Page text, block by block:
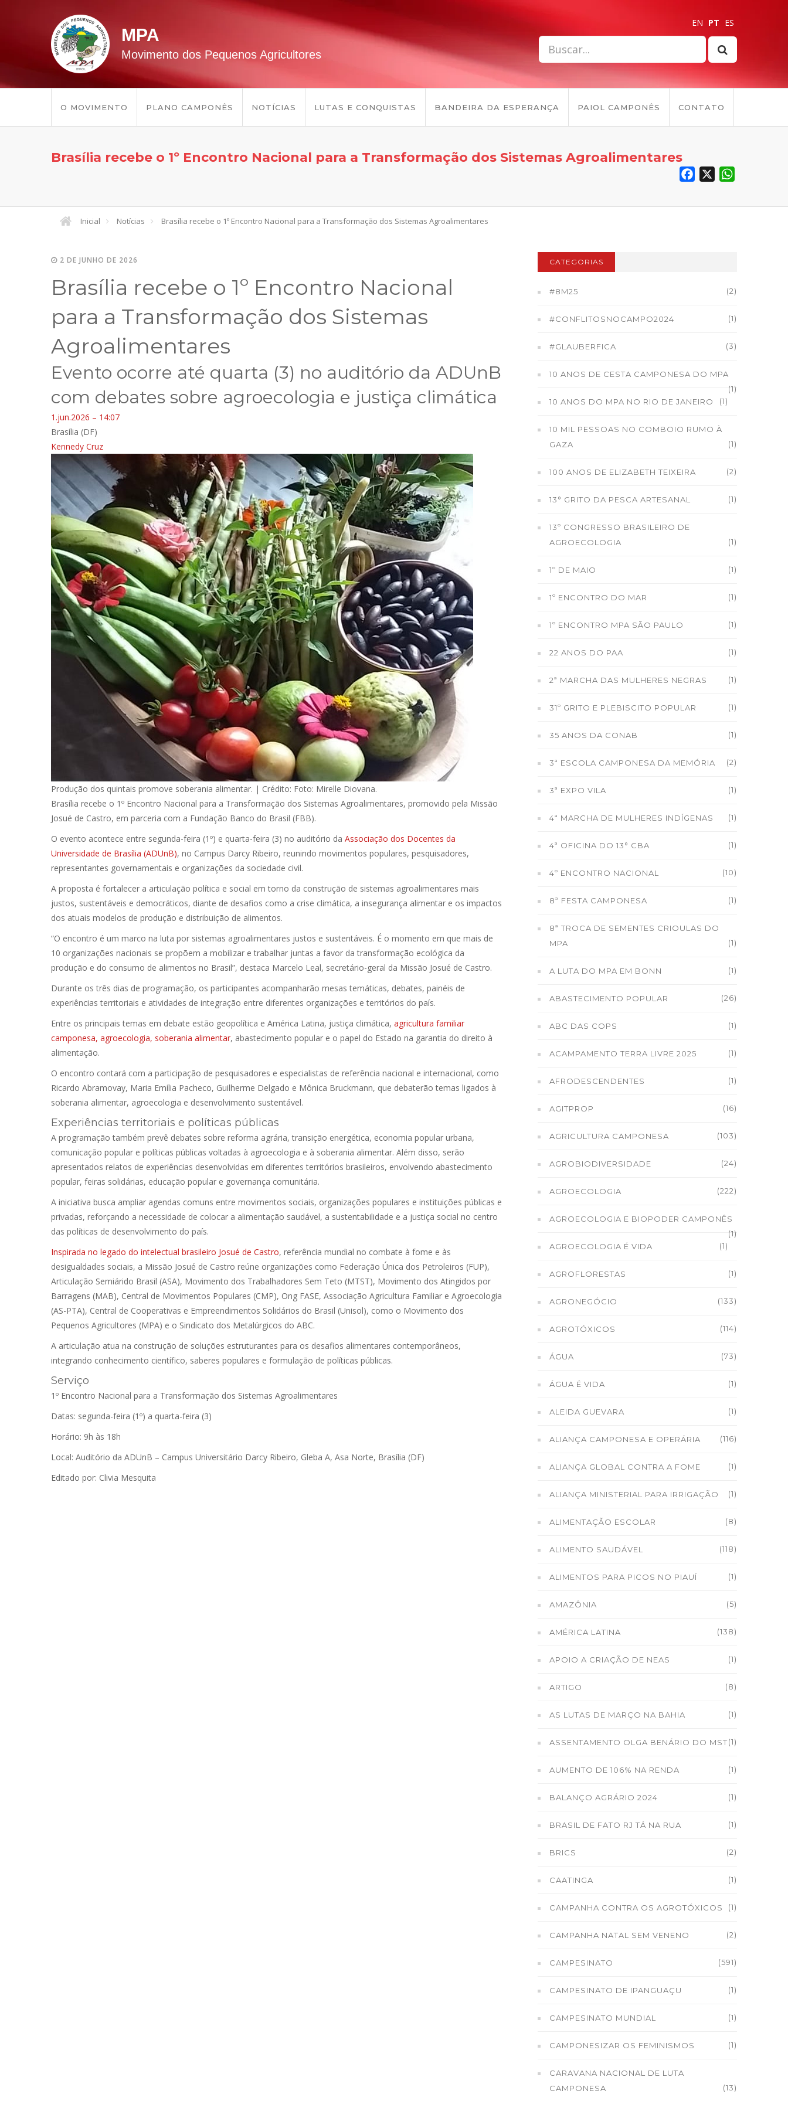
MPA
Movimento dos Pequenos Agricultores
EN PT ES
O MOVIMENTO PLANO CAMPONÊS NOTÍCIAS LUTAS E CONQUISTAS BANDEIRA DA ESPERANÇA PAIOL CAMPONÊS CONTATO
Brasília recebe o 1º Encontro Nacional para a Transformação dos Sistemas Agroalimentares
Facebook
Inicial Notícias Brasília recebe o 1º Encontro Nacional para a Transformação dos Sistemas Agroalimentares
2 DE JUNHO DE 2026
Brasília recebe o 1º Encontro Nacional
para a Transformação dos Sistemas
Agroalimentares
Evento ocorre até quarta (3) no auditório da ADUnB
com debates sobre agroecologia e justiça climática
1.jun.2026 – 14:07
Brasília (DF)
Kennedy Cruz
Produção dos quintais promove soberania alimentar. | Crédito: Foto: Mirelle Diovana.
Brasília recebe o 1º Encontro Nacional para a Transformação dos Sistemas Agroalimentares, promovido pela Missão
Josué de Castro, em parceria com a Fundação Banco do Brasil (FBB).
O evento acontece entre segunda-feira (1º) e quarta-feira (3) no auditório da Associação dos Docentes da
Universidade de Brasília (ADUnB), no Campus Darcy Ribeiro, reunindo movimentos populares, pesquisadores,
representantes governamentais e organizações da sociedade civil.
A proposta é fortalecer a articulação política e social em torno da construção de sistemas agroalimentares mais
justos, sustentáveis e democráticos, diante de desafios como a crise climática, a insegurança alimentar e os impactos
dos atuais modelos de produção e distribuição de alimentos.
“O encontro é um marco na luta por sistemas agroalimentares justos e sustentáveis. É o momento em que mais de
10 organizações nacionais se propõem a mobilizar e trabalhar juntas a favor da transformação ecológica da
produção e do consumo de alimentos no Brasil”, destaca Marcelo Leal, secretário-geral da Missão Josué de Castro.
Durante os três dias de programação, os participantes acompanharão mesas temáticas, debates, painéis de
experiências territoriais e atividades de integração entre diferentes organizações e territórios do país.
Entre os principais temas em debate estão geopolítica e América Latina, justiça climática, agricultura familiar
camponesa, agroecologia, soberania alimentar, abastecimento popular e o papel do Estado na garantia do direito à
alimentação.
O encontro contará com a participação de pesquisadores e especialistas de referência nacional e internacional, como
Ricardo Abramovay, Maria Emília Pacheco, Guilherme Delgado e Mônica Bruckmann, que debaterão temas ligados à
soberania alimentar, agroecologia e desenvolvimento sustentável.
Experiências territoriais e políticas públicas
A programação também prevê debates sobre reforma agrária, transição energética, economia popular urbana,
comunicação popular e políticas públicas voltadas à agroecologia e à soberania alimentar. Além disso, serão
apresentados relatos de experiências desenvolvidas em diferentes territórios brasileiros, envolvendo abastecimento
popular, feiras solidárias, educação popular e governança comunitária.
A iniciativa busca ampliar agendas comuns entre movimentos sociais, organizações populares e instituições públicas e
privadas, reforçando a necessidade de colocar a alimentação saudável, a sustentabilidade e a justiça social no centro
das políticas de desenvolvimento do país.
Inspirada no legado do intelectual brasileiro Josué de Castro, referência mundial no combate à fome e às
desigualdades sociais, a Missão Josué de Castro reúne organizações como Federação Única dos Petroleiros (FUP),
Articulação Semiárido Brasil (ASA), Movimento dos Trabalhadores Sem Teto (MTST), Movimento dos Atingidos por
Barragens (MAB), Central de Movimentos Populares (CMP), Ong FASE, Associação Agricultura Familiar e Agroecologia
(AS-PTA), Central de Cooperativas e Empreendimentos Solidários do Brasil (Unisol), como o Movimento dos
Pequenos Agricultores (MPA) e o Sindicato dos Metalúrgicos do ABC.
A articulação atua na construção de soluções estruturantes para os desafios alimentares contemporâneos,
integrando conhecimento científico, saberes populares e formulação de políticas públicas.
Serviço
1º Encontro Nacional para a Transformação dos Sistemas Agroalimentares
Datas: segunda-feira (1º) a quarta-feira (3)
Horário: 9h às 18h
Local: Auditório da ADUnB – Campus Universitário Darcy Ribeiro, Gleba A, Asa Norte, Brasília (DF)
Editado por: Clivia Mesquita
CATEGORIAS
#8M25 (2)
#CONFLITOSNOCAMPO2024 (1)
#GLAUBERFICA (3)
10 ANOS DE CESTA CAMPONESA DO MPA
(1)
10 ANOS DO MPA NO RIO DE JANEIRO
(1)
10 MIL PESSOAS NO COMBOIO RUMO À
GAZA
(1)
100 ANOS DE ELIZABETH TEIXEIRA (2)
13° GRITO DA PESCA ARTESANAL (1)
13º CONGRESSO BRASILEIRO DE
AGROECOLOGIA
(1)
1º DE MAIO (1)
1º ENCONTRO DO MAR (1)
1º ENCONTRO MPA SÃO PAULO (1)
22 ANOS DO PAA (1)
2ª MARCHA DAS MULHERES NEGRAS (1)
31º GRITO E PLEBISCITO POPULAR (1)
35 ANOS DA CONAB (1)
3ª ESCOLA CAMPONESA DA MEMÓRIA (2)
3ª EXPO VILA (1)
4ª MARCHA DE MULHERES INDÍGENAS (1)
4ª OFICINA DO 13° CBA (1)
4º ENCONTRO NACIONAL (10)
8ª FESTA CAMPONESA (1)
8ª TROCA DE SEMENTES CRIOULAS DO
MPA
(1)
A LUTA DO MPA EM BONN (1)
ABASTECIMENTO POPULAR (26)
ABC DAS COPS (1)
ACAMPAMENTO TERRA LIVRE 2025 (1)
AFRODESCENDENTES (1)
AGITPROP (16)
AGRICULTURA CAMPONESA (103)
AGROBIODIVERSIDADE (24)
AGROECOLOGIA (222)
AGROECOLOGIA E BIOPODER CAMPONÊS
(1)
AGROECOLOGIA É VIDA
(1)
AGROFLORESTAS (1)
AGRONEGÓCIO (133)
AGROTÓXICOS (114)
ÁGUA (73)
ÁGUA É VIDA (1)
ALEIDA GUEVARA (1)
ALIANÇA CAMPONESA E OPERÁRIA (116)
ALIANÇA GLOBAL CONTRA A FOME (1)
ALIANÇA MINISTERIAL PARA IRRIGAÇÃO (1)
ALIMENTAÇÃO ESCOLAR (8)
ALIMENTO SAUDÁVEL (118)
ALIMENTOS PARA PICOS NO PIAUÍ (1)
AMAZÔNIA (5)
AMÉRICA LATINA (138)
APOIO A CRIAÇÃO DE NEAS (1)
ARTIGO (8)
AS LUTAS DE MARÇO NA BAHIA (1)
ASSENTAMENTO OLGA BENÁRIO DO MST(1)
AUMENTO DE 106% NA RENDA (1)
BALANÇO AGRÁRIO 2024 (1)
BRASIL DE FATO RJ TÁ NA RUA (1)
BRICS (2)
CAATINGA (1)
CAMPANHA CONTRA OS AGROTÓXICOS (1)
CAMPANHA NATAL SEM VENENO (2)
CAMPESINATO (591)
CAMPESINATO DE IPANGUAÇU (1)
CAMPESINATO MUNDIAL (1)
CAMPONESIZAR OS FEMINISMOS (1)
CARAVANA NACIONAL DE LUTA
CAMPONESA
(13)